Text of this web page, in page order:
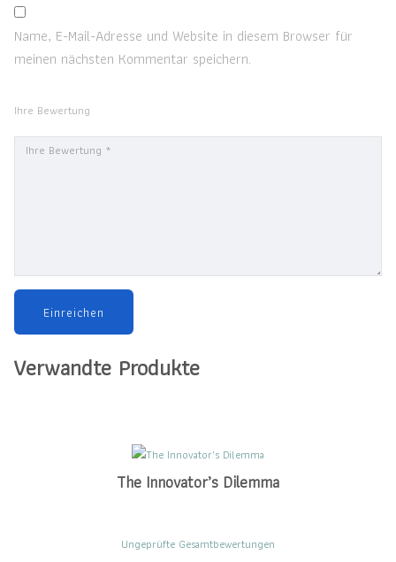
Name, E-Mail-Adresse und Website in diesem Browser für
meinen nächsten Kommentar speichern.
Ihre Bewertung
Verwandte Produkte
The Innovator’s Dilemma
Ungeprüfte Gesamtbewertungen